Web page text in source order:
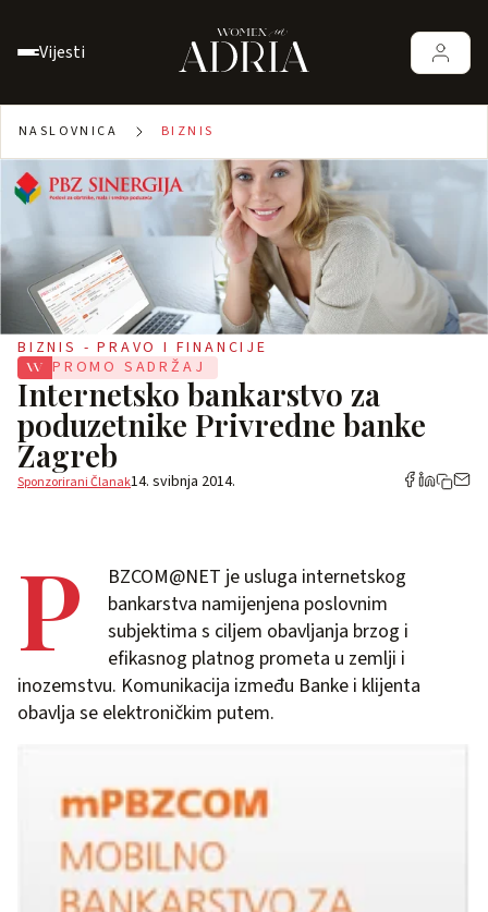
Vijesti
NASLOVNICA BIZNIS
BIZNIS - PRAVO I FINANCIJE
PROMO SADRŽAJ
Internetsko bankarstvo za
poduzetnike Privredne banke
Zagreb
Sponzorirani Članak14. svibnja 2014.
P
BZCOM@NET je usluga internetskog
bankarstva namijenjena poslovnim
subjektima s ciljem obavljanja brzog i
efikasnog platnog prometa u zemlji i
inozemstvu. Komunikacija između Banke i klijenta
obavlja se elektroničkim putem.